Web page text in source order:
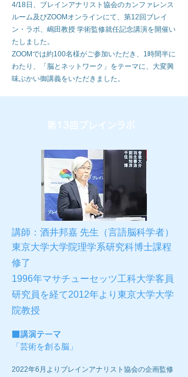
4/18日、ブレインアナリスト協会のカンファレンス
ルーム及びZOOMオンラインにて、第12回ブレイ
ン・ラボ、嶋田教授 学術監修就任記念講演を開催い
たしました。
ZOOMでは約100名様がご参加いただき、1時間半に
わたり、「脳とネットワーク」をテーマに、大変興
味ぶかい御講義をいただきました。
第13回ブレインラボ
講師： 酒井邦嘉 先生 （言語脳科学者）
東京大学大学院理学系研究科博士課程
修了
1996年マサチューセッツ工科大学客員
研究員を経て2012年より東京大学大学
院教授
講演テーマ
「芸術を創る脳 」
​2022年6月よりブレインアナリスト協会の企画監修